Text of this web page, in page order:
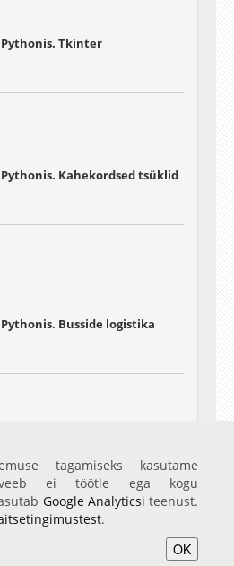
Tkinter
Kahekordsed tsüklid
Busside logistika
tagamiseks kasutame
veeb ei töötle ega kogu
Google Analyticsi teenust.
.
OK